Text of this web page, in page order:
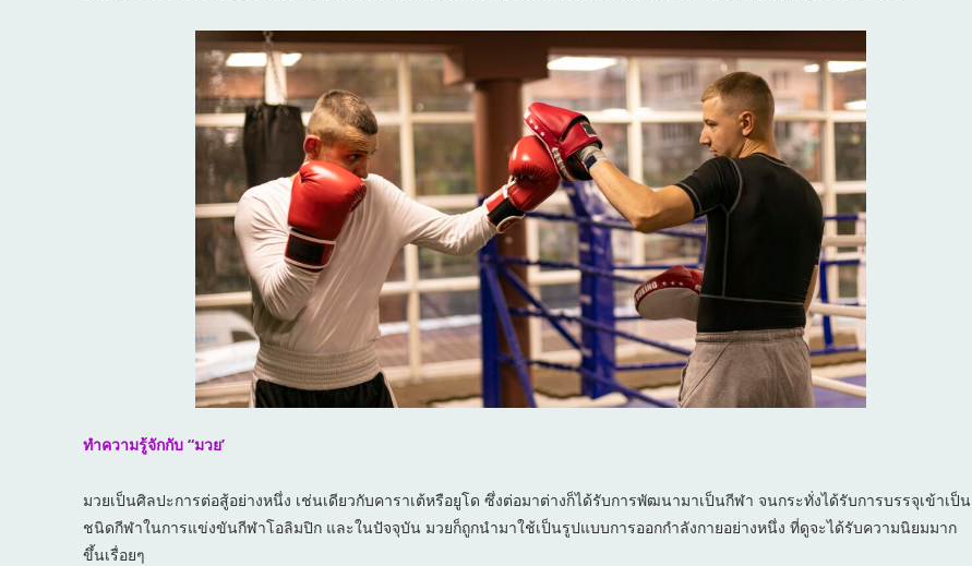
ทำความรู้จักกับ “มวย’
มวยเป็นศิลปะการต่อสู้อย่างหนึ่ง เช่นเดียวกับคาราเต้หรือยูโด ซึ่งต่อมาต่างก็ได้รับการพัฒนามาเป็นกีฬา จนกระทั่งได้รับการบรรจุเข้าเป็น
ชนิดกีฬาในการแข่งขันกีฬาโอลิมปิก และในปัจจุบัน มวยก็ถูกนำมาใช้เป็นรูปแบบการออกกำลังกายอย่างหนึ่ง ที่ดูจะได้รับความนิยมมาก
ขึ้นเรื่อยๆ